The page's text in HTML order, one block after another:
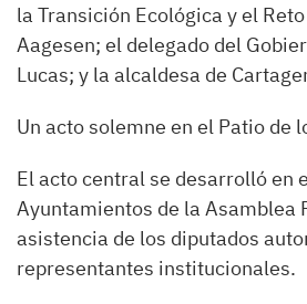
la Transición Ecológica y el
Aagesen; el delegado del
Lucas; y la alcaldesa de
Un acto solemne en el Patio de
El acto central se desarrolló en
Ayuntamientos de la Asamblea
asistencia de los diputados
representantes institucionales.